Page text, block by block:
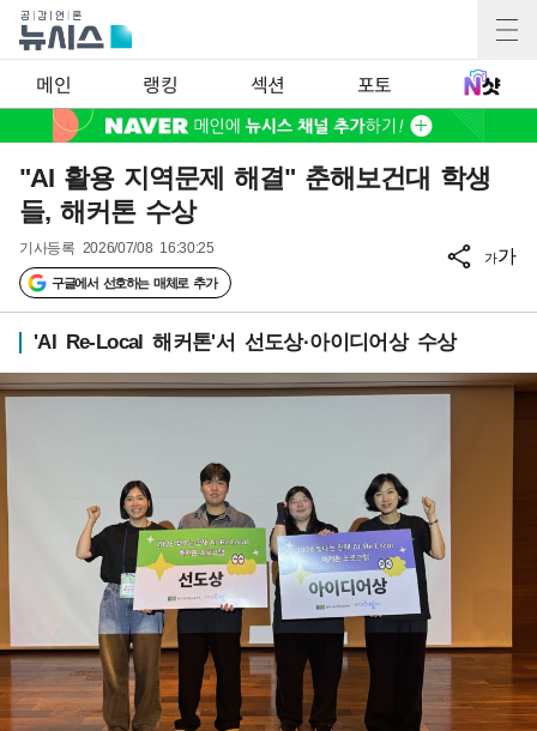
메인 랭킹 섹션 포토
"AI 활용 지역문제 해결" 춘해보건대 학생
들, 해커톤 수상
기사등록 2026/07/08 16:30:25
구글에서 선호하는 매체로 추가
가가
'AI Re-Local 해커톤'서 선도상·아이디어상 수상